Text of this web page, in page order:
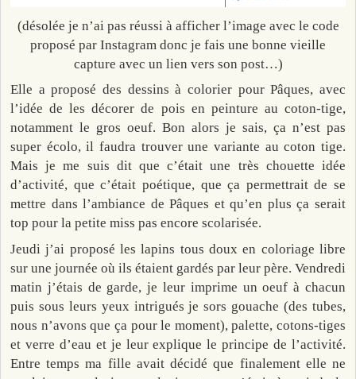
(désolée je n’ai pas réussi à afficher l’image avec le code
proposé par Instagram donc je fais une bonne vieille
capture avec un lien vers son post…)
Elle a proposé des dessins à colorier pour Pâques, avec
l’idée de les décorer de pois en peinture au coton-tige,
notamment le gros oeuf. Bon alors je sais, ça n’est pas
super écolo, il faudra trouver une variante au coton tige.
Mais je me suis dit que c’était une très chouette idée
d’activité, que c’était poétique, que ça permettrait de se
mettre dans l’ambiance de Pâques et qu’en plus ça serait
top pour la petite miss pas encore scolarisée.
Jeudi j’ai proposé les lapins tous doux en coloriage libre
sur une journée où ils étaient gardés par leur père. Vendredi
matin j’étais de garde, je leur imprime un oeuf à chacun
puis sous leurs yeux intrigués je sors gouache (des tubes,
nous n’avons que ça pour le moment), palette, cotons-tiges
et verre d’eau et je leur explique le principe de l’activité.
Entre temps ma fille avait décidé que finalement elle ne